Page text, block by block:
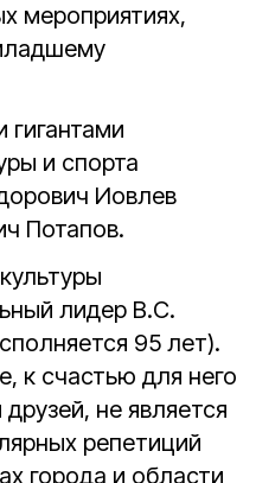
мероприятиях,
гигантами
и спорта
Иовлев
Потапов.
лидер В.С.
95 лет).
к счастью для него
не является
репетиций
города и области